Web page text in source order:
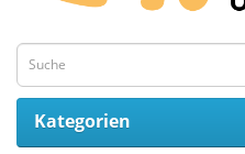
Kategorien